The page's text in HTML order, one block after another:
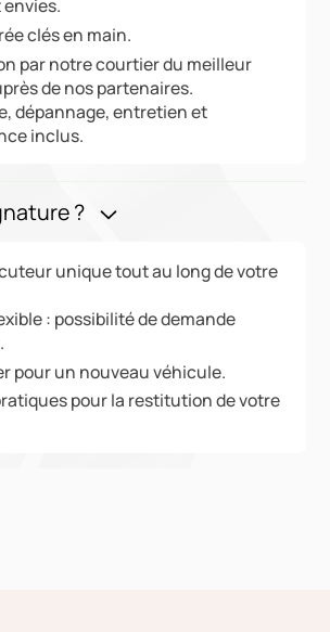
clés en main.
par notre courtier du meilleur
de nos partenaires.
dépannage, entretien et
inclus.
?
unique tout au long de votre
: possibilité de demande
pour un nouveau véhicule.
pour la restitution de votre